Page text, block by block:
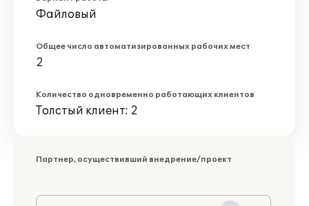
Файловый
Общее число автоматизированных рабочих мест
2
Количество одновременно работающих клиентов
Толстый клиент: 2
Партнер, осуществивший внедрение/проект